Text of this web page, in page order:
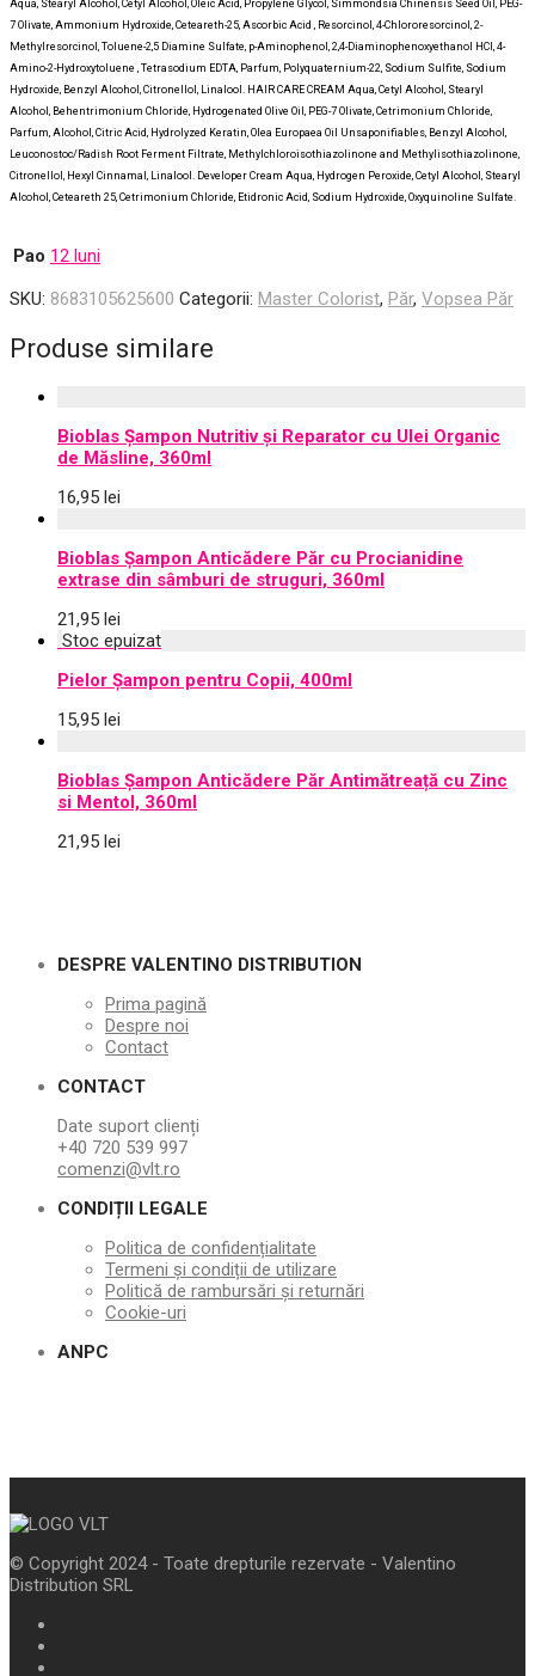
Aqua, Stearyl Alcohol, Cetyl Alcohol, Oleic Acid, Propylene Glycol, Simmondsia Chinensis Seed Oil, PEG-
7 Olivate, Ammonium Hydroxide, Ceteareth-25, Ascorbic Acid , Resorcinol, 4-Chlororesorcinol, 2-
Methylresorcinol, Toluene-2,5 Diamine Sulfate, p-Aminophenol, 2,4-Diaminophenoxyethanol HCI, 4-
Amino-2-Hydroxytoluene , Tetrasodium EDTA, Parfum, Polyquaternium-22, Sodium Sulfite, Sodium
Hydroxide, Benzyl Alcohol, Citronellol, Linalool. HAIR CARE CREAM Aqua, Cetyl Alcohol, Stearyl
Alcohol, Behentrimonium Chloride, Hydrogenated Olive Oil, PEG-7 Olivate, Cetrimonium Chloride,
Parfum, Alcohol, Citric Acid, Hydrolyzed Keratin, Olea Europaea Oil Unsaponifiables, Benzyl Alcohol,
Leuconostoc/Radish Root Ferment Filtrate, Methylchloroisothiazolinone and Methylisothiazolinone,
Citronellol, Hexyl Cinnamal, Linalool. Developer Cream Aqua, Hydrogen Peroxide, Cetyl Alcohol, Stearyl
Alcohol, Ceteareth 25, Cetrimonium Chloride, Etidronic Acid, Sodium Hydroxide, Oxyquinoline Sulfate.
Pao 12 luni
SKU: 8683105625600 Categorii: Master Colorist, Păr, Vopsea Păr
Produse similare
Bioblas Șampon Nutritiv și Reparator cu Ulei Organic
de Măsline, 360ml
16,95 lei
Bioblas Șampon Anticădere Păr cu Procianidine
extrase din sâmburi de struguri, 360ml
21,95 lei
Pielor Șampon pentru Copii, 400ml
15,95 lei
Bioblas Șampon Anticădere Păr Antimătreață cu Zinc
si Mentol, 360ml
21,95 lei
DESPRE VALENTINO DISTRIBUTION
Prima pagină
Despre noi
Contact
CONTACT
Date suport clienți
+40 720 539 997
comenzi@vlt.ro
CONDIȚII LEGALE
Politica de confidențialitate
Termeni și condiții de utilizare
Politică de rambursări și returnări
Cookie-uri
ANPC
© Copyright 2024 - Toate drepturile rezervate - Valentino
Distribution SRL